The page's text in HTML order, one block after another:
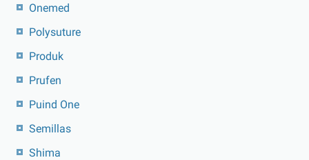
Onemed
Polysuture
Produk
Prufen
Puind One
Semillas
Shima